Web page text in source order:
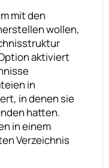
mit den
wollen,
aktiviert
in
in denen sie
hatten.
in einem
Verzeichnis